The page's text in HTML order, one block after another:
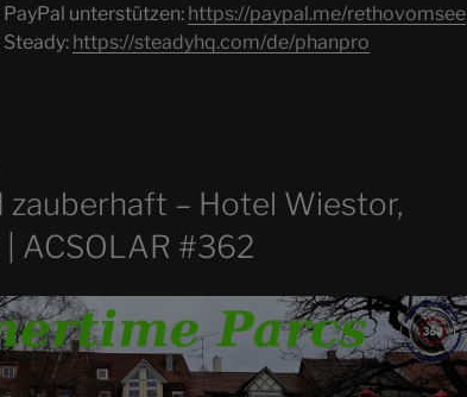
unterstützen: https://paypal.me/rethovomsee
https://steadyhq.com/de/phanpro
zauberhaft – Hotel Wiestor,
ACSOLAR #362